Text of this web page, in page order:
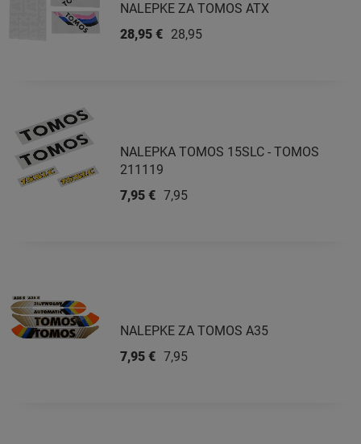
NALEPKE ZA TOMOS ATX
28,95 €
28,95 €
NALEPKA TOMOS 15SLC - TOMOS
211119
7,95 €
7,95 €
NALEPKE ZA TOMOS A35
7,95 €
7,95 €